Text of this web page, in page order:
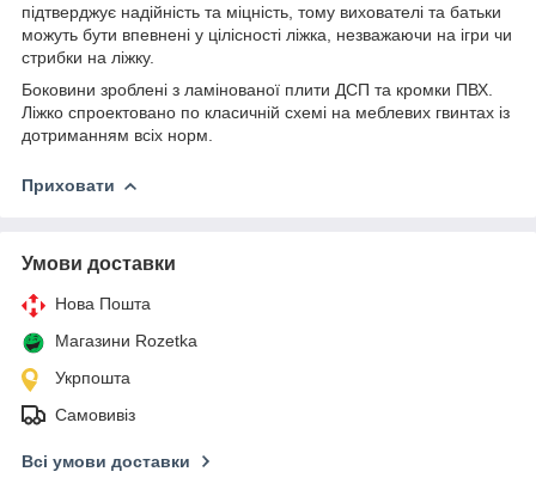
підтверджує надійність та міцність, тому вихователі та батьки
можуть бути впевнені у цілісності ліжка, незважаючи на ігри чи
стрибки на ліжку.
Боковини зроблені з ламінованої плити ДСП та кромки ПВХ.
Ліжко спроектовано по класичній схемі на меблевих гвинтах із
дотриманням всіх норм.
Приховати
Умови доставки
Нова Пошта
Магазини Rozetka
Укрпошта
Самовивіз
Всі умови доставки